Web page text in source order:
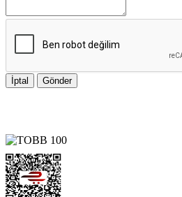
İptal Gönder